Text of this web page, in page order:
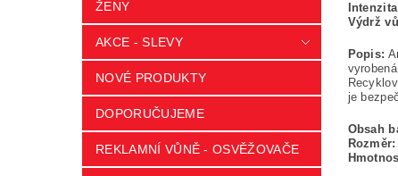
ŽENY
AKCE - SLEVY
NOVÉ PRODUKTY
DOPORUČUJEME
REKLAMNÍ VŮNĚ - OSVĚŽOVAČE
Výdrž
Popis:
je
Obsah
Rozměr: